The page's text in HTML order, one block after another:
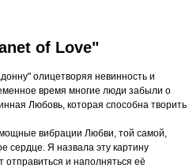
of Love"
олицетворяя невинность и
время многие люди забыли о
Любовь, которая способна творить
вибрации Любви, той самой,
сердце. Я назвала эту картину
и наполняться её